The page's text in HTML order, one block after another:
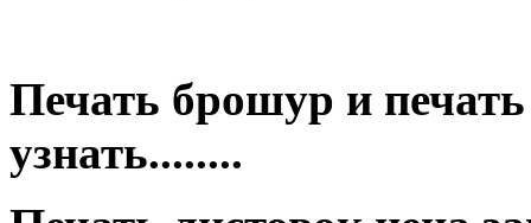
Печать брошур и
узнать........